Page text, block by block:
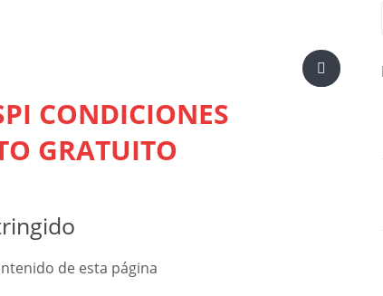
CONDICIONES
GRATUITO
de esta página